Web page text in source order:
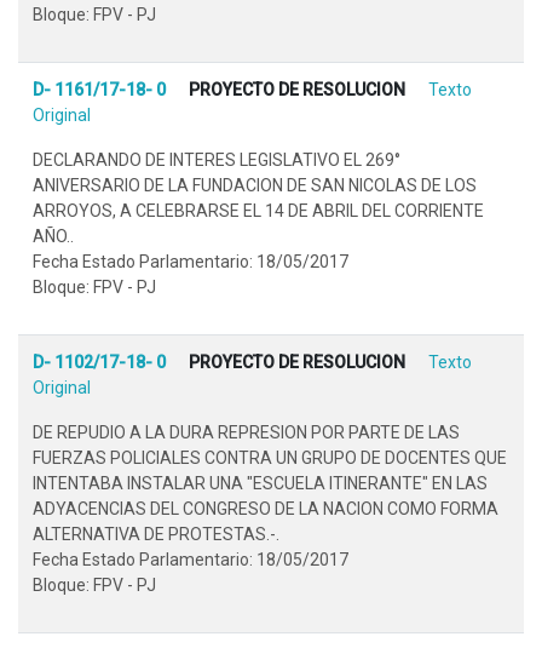
Bloque: FPV - PJ
D- 1161/17-18- 0 PROYECTO DE RESOLUCION
Texto
Original
DECLARANDO DE INTERES LEGISLATIVO EL 269°
ANIVERSARIO DE LA FUNDACION DE SAN NICOLAS DE LOS
ARROYOS, A CELEBRARSE EL 14 DE ABRIL DEL CORRIENTE
AÑO..
Fecha Estado Parlamentario: 18/05/2017
Bloque: FPV - PJ
D- 1102/17-18- 0 PROYECTO DE RESOLUCION
Texto
Original
DE REPUDIO A LA DURA REPRESION POR PARTE DE LAS
FUERZAS POLICIALES CONTRA UN GRUPO DE DOCENTES QUE
INTENTABA INSTALAR UNA "ESCUELA ITINERANTE" EN LAS
ADYACENCIAS DEL CONGRESO DE LA NACION COMO FORMA
ALTERNATIVA DE PROTESTAS.-.
Fecha Estado Parlamentario: 18/05/2017
Bloque: FPV - PJ